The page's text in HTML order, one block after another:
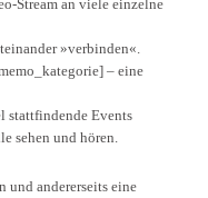
Stream an viele einzelne
»verbinden«.
– eine
stattfindende Events
sehen und hören.
und andererseits eine